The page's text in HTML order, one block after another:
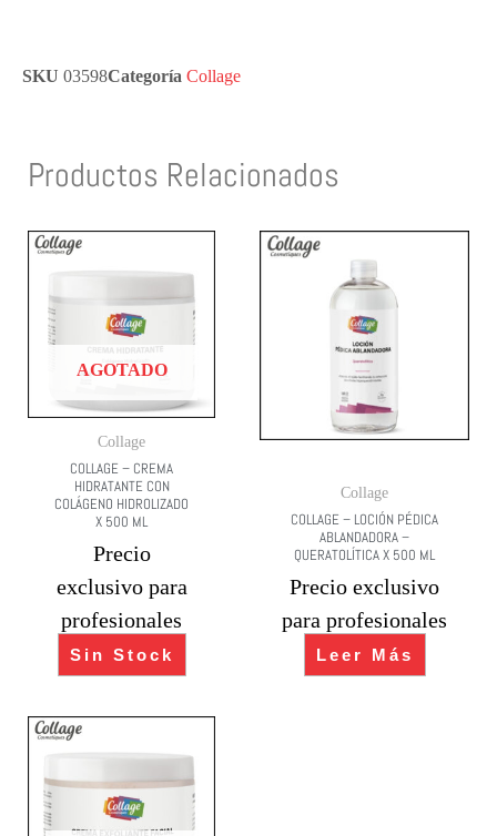
SKU 03598Categoría Collage
Productos Relacionados
AGOTADO
Collage
COLLAGE – CREMA
HIDRATANTE CON
COLÁGENO HIDROLIZADO
X 500 ML
Precio
exclusivo para
profesionales
Sin Stock
Collage
COLLAGE – LOCIÓN PÉDICA
ABLANDADORA –
QUERATOLÍTICA X 500 ML
Precio exclusivo
para profesionales
Leer Más